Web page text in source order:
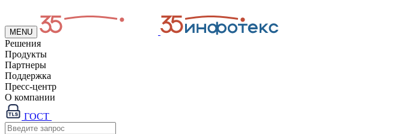
MENU
Решения
Продукты
Партнеры
Поддержка
Пресс-центр
О компании
ГОСТ